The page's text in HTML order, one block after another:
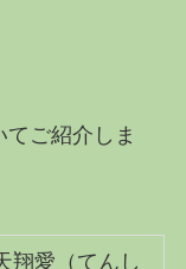
ご紹介しま
翔愛（てんし